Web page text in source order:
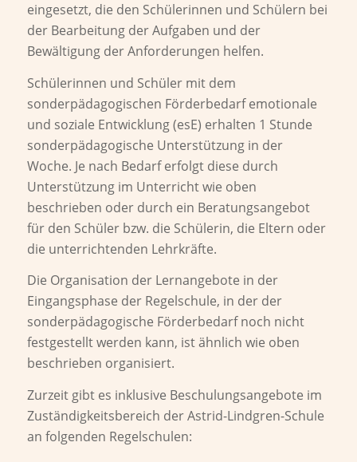
eingesetzt, die den Schülerinnen und Schülern bei
der Bearbeitung der Aufgaben und der
Bewältigung der Anforderungen helfen.
Schülerinnen und Schüler mit dem
sonderpädagogischen Förderbedarf emotionale
und soziale Entwicklung (esE) erhalten 1 Stunde
sonderpädagogische Unterstützung in der
Woche. Je nach Bedarf erfolgt diese durch
Unterstützung im Unterricht wie oben
beschrieben oder durch ein Beratungsangebot
für den Schüler bzw. die Schülerin, die Eltern oder
die unterrichtenden Lehrkräfte.
Die Organisation der Lernangebote in der
Eingangsphase der Regelschule, in der der
sonderpädagogische Förderbedarf noch nicht
festgestellt werden kann, ist ähnlich wie oben
beschrieben organisiert.
Zurzeit gibt es inklusive Beschulungsangebote im
Zuständigkeitsbereich der Astrid-Lindgren-Schule
an folgenden Regelschulen: